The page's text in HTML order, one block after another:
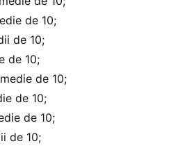
de 10;
de 10;
de 10;
de 10;
de 10;
de 10;
de 10;